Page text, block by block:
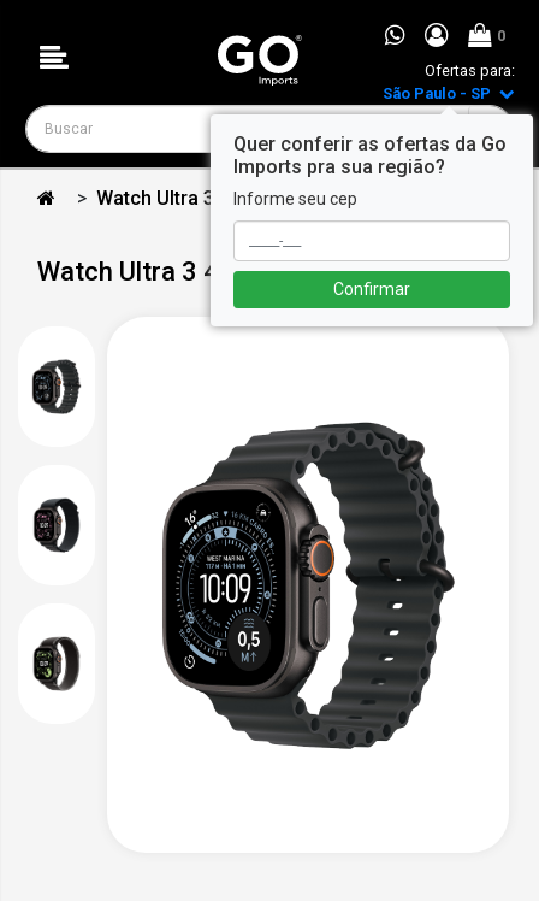
0
Ofertas para:
São Paulo - SP
Watch Ultra 3 49mm - Preto
Watch Ultra 3 49mm - Preto
Quer conferir as ofertas da Go
Imports pra sua região?
Informe seu cep
Confirmar